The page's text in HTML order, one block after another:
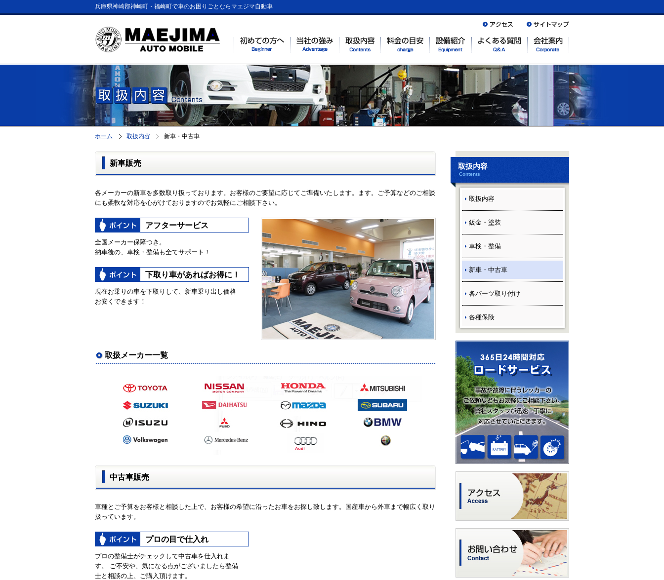
兵庫県神崎郡神崎町・福崎町で車のお困りごとならマエジマ自動車
ホーム 取扱内容 新車・中古車
取扱内容
Contents
取扱内容
鈑金・塗装
車検・整備
新車・中古車
各パーツ取り付け
各種保険
新車販売
各メーカーの新車を多数取り扱っております。お客様のご要望に応じてご準備いたします。ます。ご予算などのご相談
にも柔軟な対応を心がけておりますのでお気軽にご相談下さい。
アフターサービス
全国メーカー保障つき。
納車後の、車検・整備も全てサポート！
下取り車があればお得に！
現在お乗りの車を下取りして、新車乗り出し価格
お安くできます！
取扱メーカー一覧
中古車販売
車種とご予算をお客様と相談した上で、お客様の希望に沿ったお車をお探し致します。国産車から外車まで幅広く取り
扱っています。
プロの目で仕入れ
プロの整備士がチェックして中古車を仕入れま
す。 ご不安や、気になる点がございましたら整備
士と相談の上、ご購入頂けます。